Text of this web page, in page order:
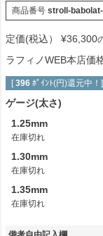
商品番号 stroll-
定価(税込） ¥36,300
ラフィノWEB本店価
[ 396 ﾎﾟｲﾝﾄ(円)還元中！]
ゲージ(太さ)
1.25mm
在庫切れ
1.30mm
在庫切れ
1.35mm
在庫切れ